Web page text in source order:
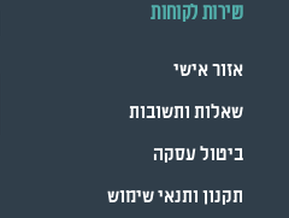
שירות לקוחות
אזור אישי
שאלות ותשובות
ביטול עסקה
תקנון ותנאי שימוש